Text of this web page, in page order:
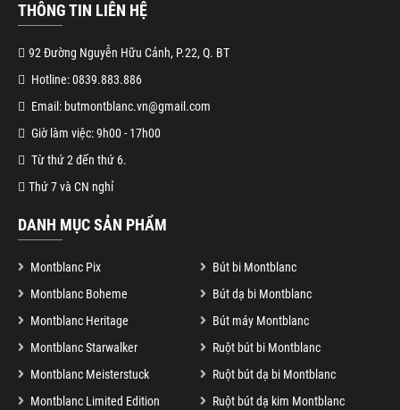
THÔNG TIN LIÊN HỆ
92 Đường Nguyễn Hữu Cảnh, P.22, Q. BT
Hotline: 0839.883.886
Email: butmontblanc.vn@gmail.com
Giờ làm việc: 9h00 - 17h00
Từ thứ 2 đến thứ 6.
Thứ 7 và CN nghỉ
DANH MỤC SẢN PHẨM
Montblanc Pix
Bút bi Montblanc
Montblanc Boheme
Bút dạ bi Montblanc
Montblanc Heritage
Bút máy Montblanc
Montblanc Starwalker
Ruột bút bi Montblanc
Montblanc Meisterstuck
Ruột bút dạ bi Montblanc
Montblanc Limited Edition
Ruột bút dạ kim Montblanc